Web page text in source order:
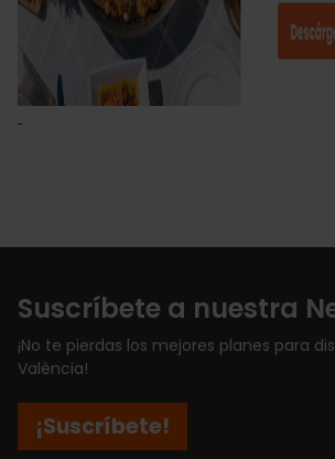
Suscríbete a nuestra
¡No te pierdas los mejores planes para
València!
¡Suscríbete!